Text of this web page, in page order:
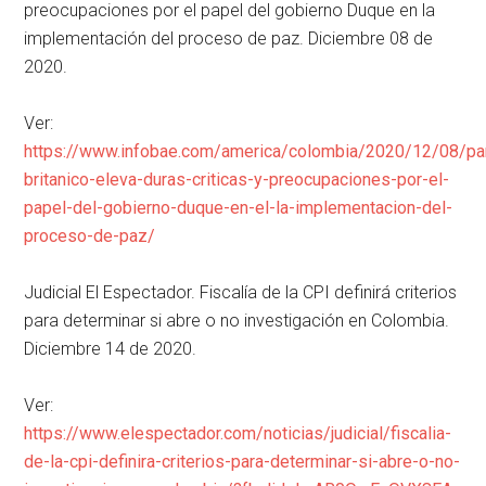
preocupaciones por el papel del gobierno Duque en la
implementación del proceso de paz. Diciembre 08 de
2020.
Ver:
https://www.infobae.com/america/colombia/2020/12/08/
britanico-eleva-duras-criticas-y-preocupaciones-por-el-
papel-del-gobierno-duque-en-el-la-implementacion-del-
proceso-de-paz/
Judicial El Espectador. Fiscalía de la CPI definirá criterios
para determinar si abre o no investigación en Colombia.
Diciembre 14 de 2020.
Ver:
https://www.elespectador.com/noticias/judicial/fiscalia-
de-la-cpi-definira-criterios-para-determinar-si-abre-o-no-